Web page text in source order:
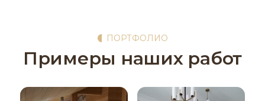
ПОРТФОЛИО
Примеры наших работ